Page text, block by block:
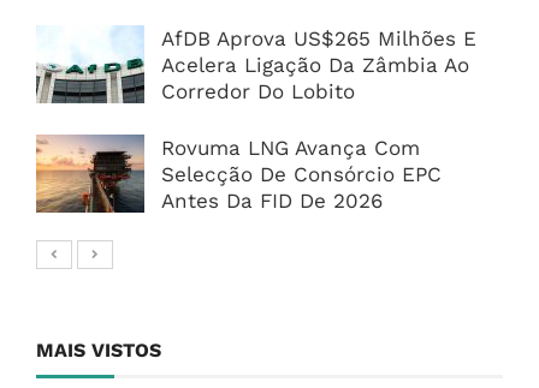
AfDB Aprova US$265 Milhões E
Acelera Ligação Da Zâmbia Ao
Corredor Do Lobito
Rovuma LNG Avança Com
Selecção De Consórcio EPC
Antes Da FID De 2026
MAIS VISTOS